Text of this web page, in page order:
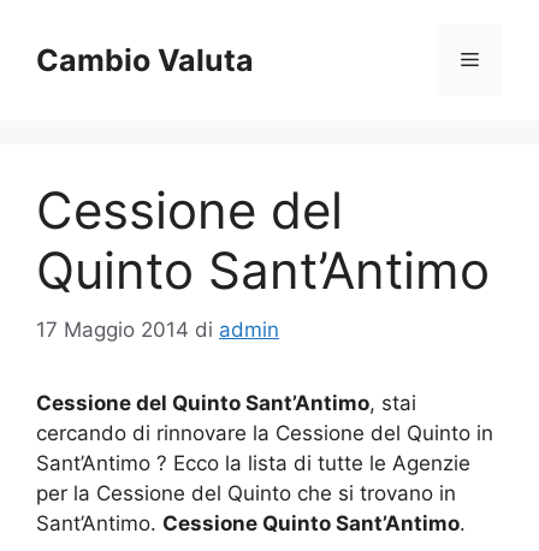
contenuto
Cambio Valuta Menu
Cessione del
Quinto Sant’Antimo
17 Maggio 2014 di admin
Cessione del Quinto Sant’Antimo, stai
cercando di rinnovare la Cessione del Quinto in
Sant’Antimo ? Ecco la lista di tutte le Agenzie
per la Cessione del Quinto che si trovano in
Sant’Antimo. Cessione Quinto Sant’Antimo.